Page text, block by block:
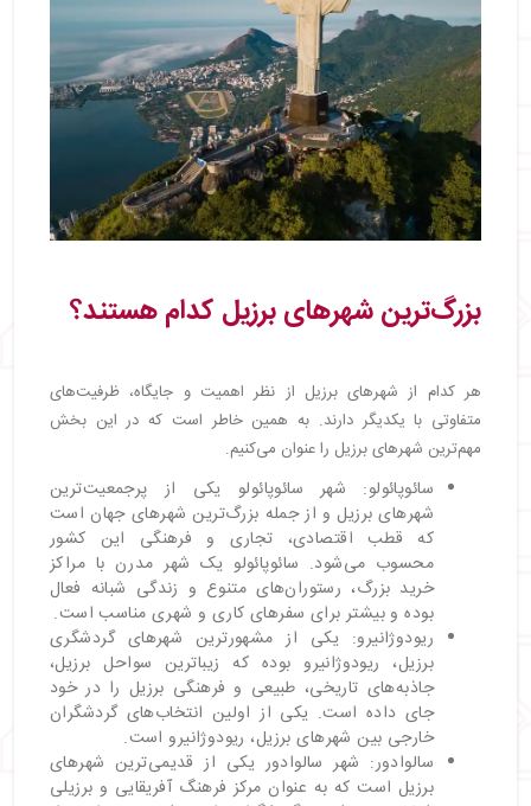
بزرگ‌ترین شهرهای برزیل کدام هستند؟
هر کدام از شهرهای برزیل از نظر اهمیت و جایگاه، ظرفیت‌های
متفاوتی با یکدیگر دارند. به همین خاطر است که در این بخش
مهم‌ترین شهرهای برزیل را عنوان می‌کنیم.
سائوپائولو: شهر سائوپائولو یکی از پرجمعیت‌ترین
شهرهای برزیل و از جمله بزرگ‌ترین شهرهای جهان است
که قطب اقتصادی، تجاری و فرهنگی این کشور
محسوب می‌شود. سائوپائولو یک شهر مدرن با مراکز
خرید بزرگ، رستوران‌های متنوع و زندگی شبانه فعال
بوده و بیشتر برای سفرهای کاری و شهری مناسب است.
ریودوژانیرو: یکی از مشهورترین شهرهای گردشگری
برزیل، ریودوژانیرو بوده که زیباترین سواحل برزیل،
جاذبه‌های تاریخی، طبیعی و فرهنگی برزیل را در خود
جای داده است. یکی از اولین انتخاب‌های گردشگران
خارجی بین شهرهای برزیل، ریودوژانیرو است.
سالوادور: شهر سالوادور یکی از قدیمی‌ترین شهرهای
برزیل است که به عنوان مرکز فرهنگ آفریقایی و برزیلی